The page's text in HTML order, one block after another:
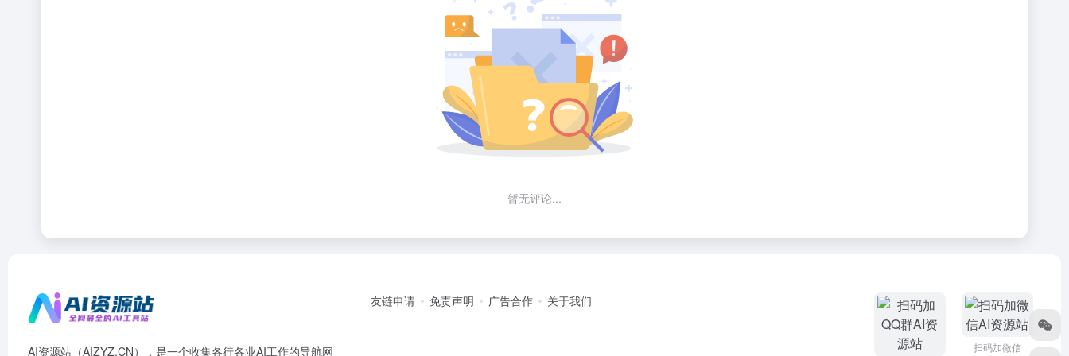
暂无评论...
AI资源站（AIZYZ.CN），是一个收集各行各业AI工作的导航网
友链申请 免责声明 广告合作 关于我们
扫码加微信